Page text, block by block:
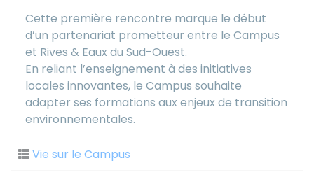
Cette première rencontre marque le début
d’un partenariat prometteur entre le Campus
et Rives & Eaux du Sud-Ouest.
En reliant l’enseignement à des initiatives
locales innovantes, le Campus souhaite
adapter ses formations aux enjeux de transition
environnementales.
Vie sur le Campus